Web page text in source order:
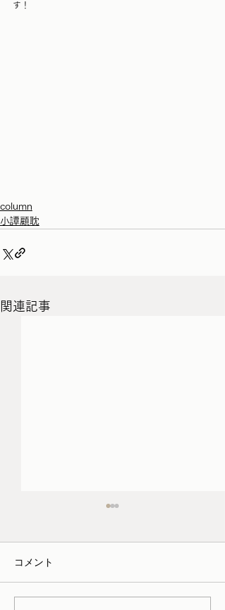
す！
column
小譚顧耽
関連記事
小譚顧耽 : Mar. 2025
コメント